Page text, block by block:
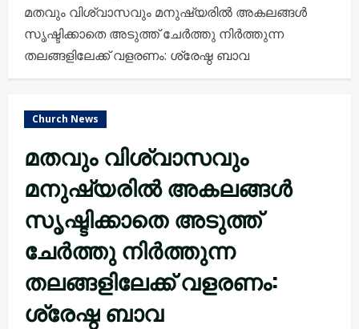
മതവും വിശ്വാസവും മനുഷ്യരിൽ അകലങ്ങൾ
സൃഷ്ടിക്കാതെ അടുത്ത് ചേർത്തു നിർത്തുന്ന
തലങ്ങളിലേക്ക് വളരണം: ശ്രേഷ്ഠ ബാവ
Church News
മതവും വിശ്വാസവും
മനുഷ്യരിൽ അകലങ്ങൾ
സൃഷ്ടിക്കാതെ അടുത്ത്
ചേർത്തു നിർത്തുന്ന
തലങ്ങളിലേക്ക് വളരണം:
ശ്രേഷ്ഠ ബാവ